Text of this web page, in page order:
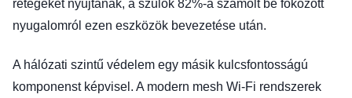
rétegeket nyújtanak, a szülők 82%-a számolt be fokozott
nyugalomról ezen eszközök bevezetése után.
A hálózati szintű védelem egy másik kulcsfontosságú
komponenst képvisel. A modern mesh Wi-Fi rendszerek